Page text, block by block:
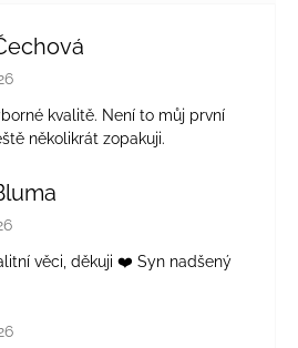
obchodu je 5 z 5 hvězdiček.
kvalitě. Není to můj první
několikrát zopakuji.
obchodu je 5 z 5 hvězdiček.
věci, děkuji ❤️ Syn nadšený
obchodu je 4 z 5 hvězdiček.